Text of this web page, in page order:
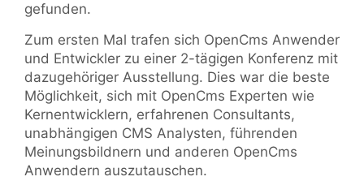
gefunden.
Zum ersten Mal trafen sich OpenCms Anwender
und Entwickler zu einer 2-tägigen Konferenz mit
dazugehöriger Ausstellung. Dies war die beste
Möglichkeit, sich mit OpenCms Experten wie
Kernentwicklern, erfahrenen Consultants,
unabhängigen CMS Analysten, führenden
Meinungsbildnern und anderen OpenCms
Anwendern auszutauschen.